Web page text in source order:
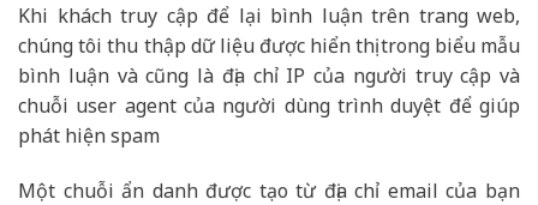
Khi khách truy cập để lại bình luận trên trang web,
chúng tôi thu thập dữ liệu được hiển thị trong biểu mẫu
bình luận và cũng là địa chỉ IP của người truy cập và
chuỗi user agent của người dùng trình duyệt để giúp
phát hiện spam
Một chuỗi ẩn danh được tạo từ địa chỉ email của bạn